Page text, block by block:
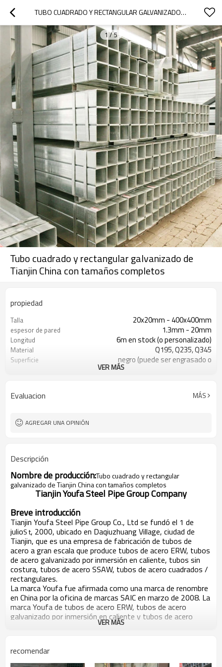
TUBO CUADRADO Y RECTANGULAR GALVANIZADO DE TIANJIN CHINA CON TAMAÑOS COMPLETOS
1/5
Tubo cuadrado y rectangular galvanizado de
Tianjin China con tamaños completos
propiedad
Talla 20x20mm - 400x400mm
espesor de pared 1.3mm - 20mm
Longitud 6m en stock (o personalizado)
Material Q195, Q235, Q345
Superficie
negro (puede ser engrasado o
exportación de pvc
Estándar ASTM A53 Gr. A B C
VER MÁS
Evaluacion MÁS
AGREGAR UNA OPINIÓN
Descripción
Nombre de producción:Tubo cuadrado y rectangular
galvanizado de Tianjin China con tamaños completos
Tianjin Youfa Steel Pipe Group Company
Breve introducción
Tianjin Youfa Steel Pipe Group Co., Ltd se fundó el 1 de
julioS t, 2000, ubicado en Daqiuzhuang Village, ciudad de
Tianjin, que es una empresa de fabricación de tubos de
acero a gran escala que produce tubos de acero ERW, tubos
de acero galvanizado por inmersión en caliente, tubos sin
costura, tubos de acero SSAW, tubos de acero cuadrados /
rectangulares.
La marca Youfa fue afirmada como una marca de renombre
en China por la oficina de marcas SAIC en marzo de 2008. La
marca Youfa de tubos de acero ERW, tubos de acero
galvanizado por inmersión en caliente y tubos de acero
SSAW ha sido galardonada por Tianjin como "producto de
sido calificado como las 500 mejores empresas de China en
la misma industria, y como las 500 principales empresas
VER MÁS
recomendar